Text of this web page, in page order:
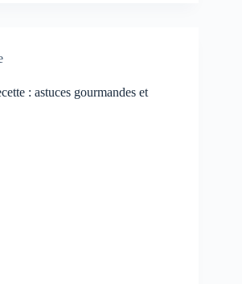
: astuces gourmandes et